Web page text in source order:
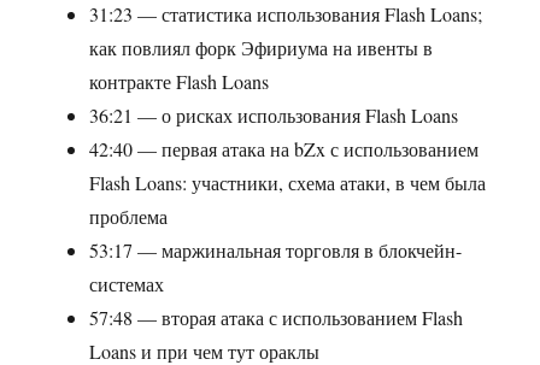
31:23 — статистика использования Flash Loans;
как повлиял форк Эфириума на ивенты в
контракте Flash Loans
36:21 — о рисках использования Flash Loans
42:40 — первая атака на bZx с использованием
Flash Loans: участники, схема атаки, в чем была
проблема
53:17 — маржинальная торговля в блокчейн-
системах
57:48 — вторая атака с использованием Flash
Loans и при чем тут ораклы